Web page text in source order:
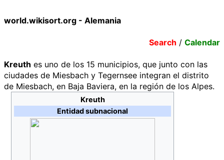
world.wikisort.org - Alemania
Search / Calendar
Kreuth es uno de los 15 municipios, que junto con las
ciudades de Miesbach y Tegernsee integran el distrito
de Miesbach, en Baja Baviera, en la región de los Alpes.
Kreuth
Entidad subnacional